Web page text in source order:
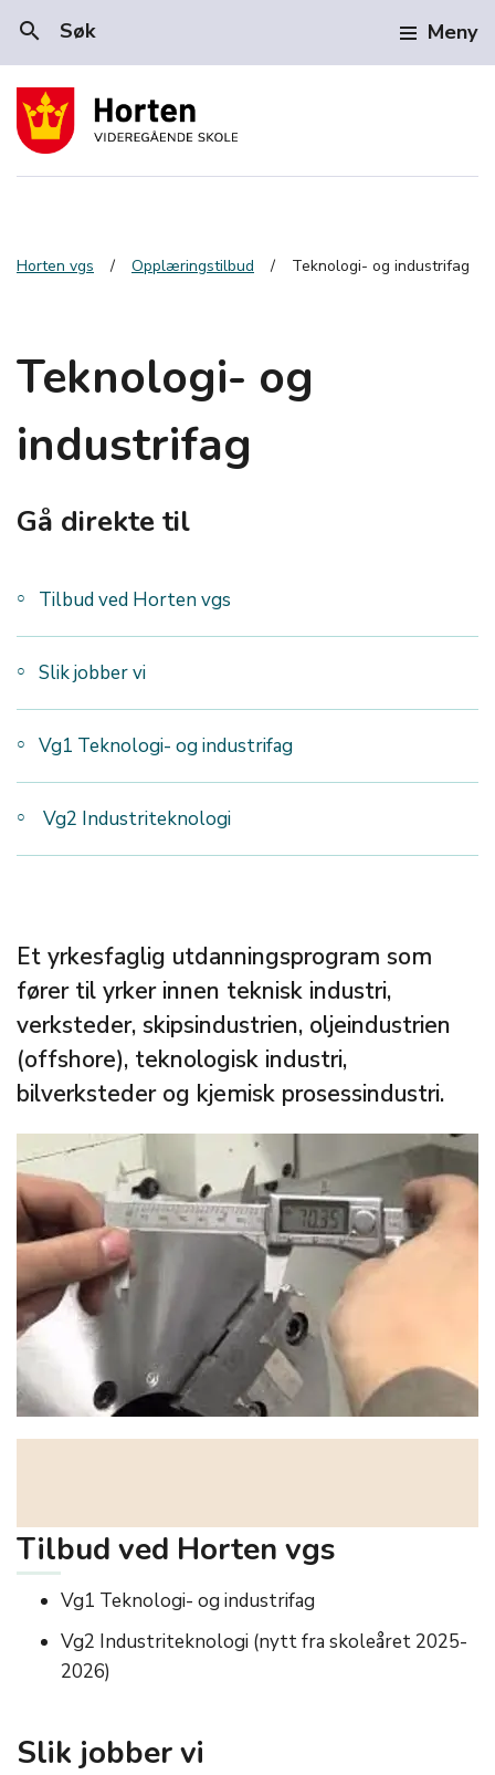
search Søk Meny
Horten vgs Opplæringstilbud Teknologi- og industrifag
Teknologi- og
industrifag
Gå direkte til
Tilbud ved Horten vgs
Slik jobber vi
Vg1 Teknologi- og industrifag
Vg2 Industriteknologi
Et yrkesfaglig utdanningsprogram som
fører til yrker innen teknisk industri,
verksteder, skipsindustrien, oljeindustrien
(offshore), teknologisk industri,
bilverksteder og kjemisk prosessindustri.
Tilbud ved Horten vgs
Vg1 Teknologi- og industrifag
Vg2 Industriteknologi (nytt fra skoleåret 2025-
2026)
Slik jobber vi